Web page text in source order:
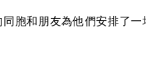
胞和朋友為他們安排了